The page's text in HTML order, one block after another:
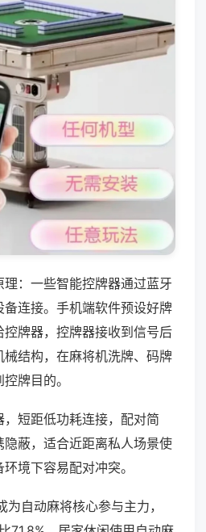
：一些智能控牌器通过蓝牙
连接。手机端软件预设好牌
牌器，控牌器接收到信号后
结构，在麻将机洗牌、码牌
牌目的。
短距低功耗连接，配对简
蔽，适合近距离私人场景使
境下容易配对冲突。
自动麻将核心参与主力，